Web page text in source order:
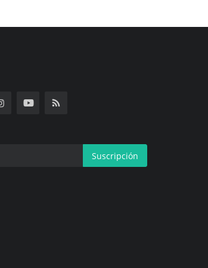
Suscripción